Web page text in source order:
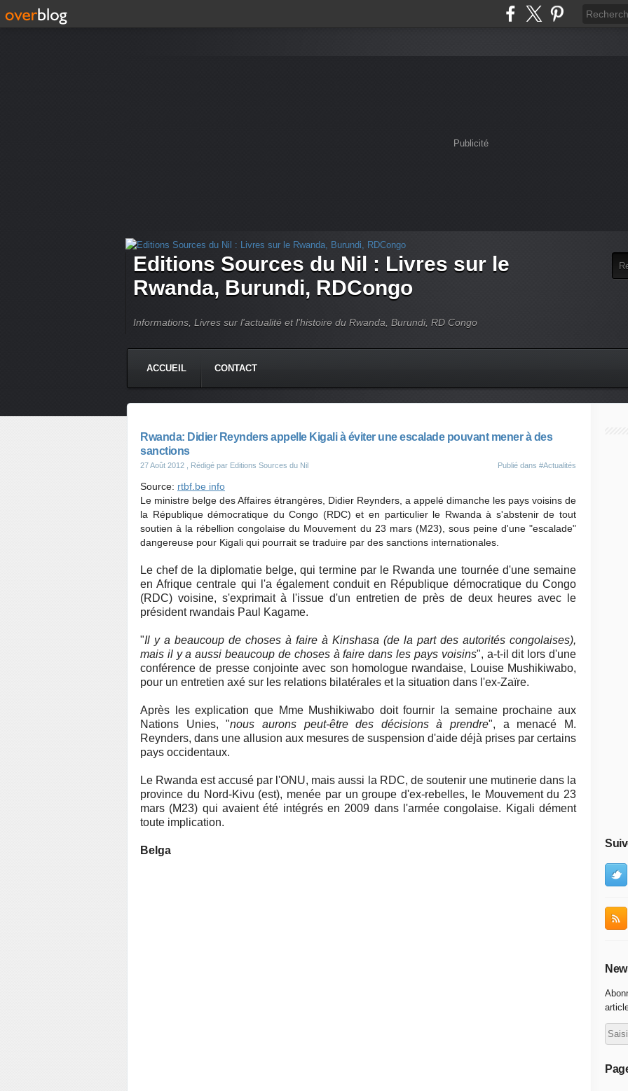
Publicité
Editions Sources du Nil : Livres sur le
Rwanda, Burundi, RDCongo
Informations, Livres sur l'actualité et l'histoire du Rwanda, Burundi, RD Congo
ACCUEIL CONTACT
Rwanda: Didier Reynders appelle Kigali à éviter une escalade pouvant mener à des
sanctions
27 Août 2012 , Rédigé par Editions Sources du Nil Publié dans #Actualités
Source: rtbf.be info
Le ministre belge des Affaires étrangères, Didier Reynders, a appelé dimanche les pays voisins de
la République démocratique du Congo (RDC) et en particulier le Rwanda à s'abstenir de tout
soutien à la rébellion congolaise du Mouvement du 23 mars (M23), sous peine d'une "escalade"
dangereuse pour Kigali qui pourrait se traduire par des sanctions internationales.
Le chef de la diplomatie belge, qui termine par le Rwanda une tournée d'une semaine
en Afrique centrale qui l'a également conduit en République démocratique du Congo
(RDC) voisine, s'exprimait à l'issue d'un entretien de près de deux heures avec le
président rwandais Paul Kagame.
"Il y a beaucoup de choses à faire à Kinshasa (de la part des autorités congolaises),
mais il y a aussi beaucoup de choses à faire dans les pays voisins", a-t-il dit lors d'une
conférence de presse conjointe avec son homologue rwandaise, Louise Mushikiwabo,
pour un entretien axé sur les relations bilatérales et la situation dans l'ex-Zaïre.
Après les explication que Mme Mushikiwabo doit fournir la semaine prochaine aux
Nations Unies, "nous aurons peut-être des décisions à prendre", a menacé M.
Reynders, dans une allusion aux mesures de suspension d'aide déjà prises par certains
pays occidentaux.
Le Rwanda est accusé par l'ONU, mais aussi la RDC, de soutenir une mutinerie dans la
province du Nord-Kivu (est), menée par un groupe d'ex-rebelles, le Mouvement du 23
mars (M23) qui avaient été intégrés en 2009 dans l'armée congolaise. Kigali dément
toute implication.
Belga